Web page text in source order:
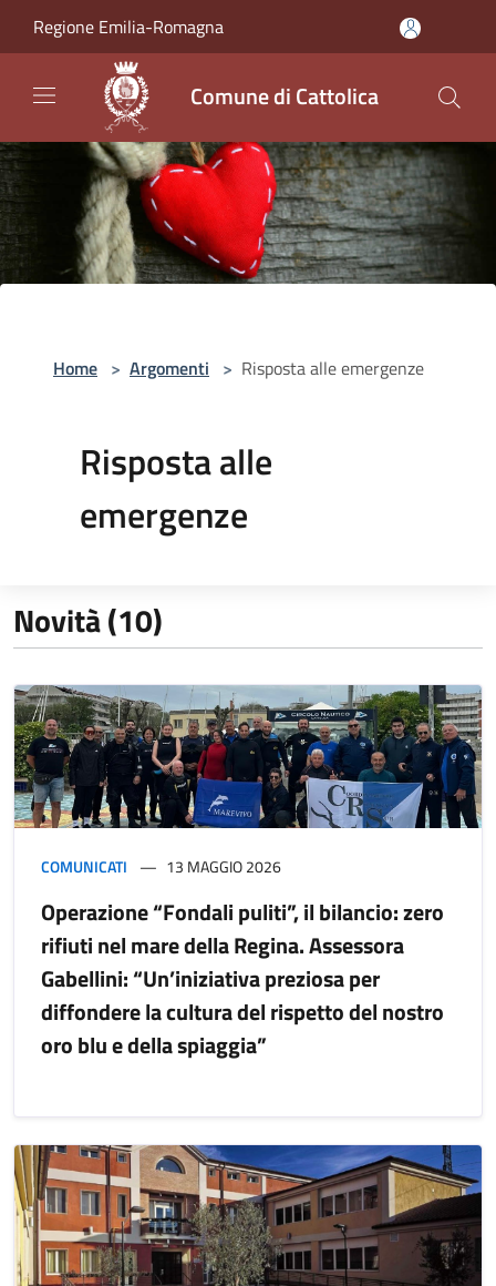
Regione Emilia-Romagna
Comune di Cattolica
Home > Argomenti > Risposta alle emergenze
Risposta alle
emergenze
Novità (10)
COMUNICATI 13 MAGGIO 2026
Operazione “Fondali puliti”, il bilancio: zero
rifiuti nel mare della Regina. Assessora
Gabellini: “Un’iniziativa preziosa per
diffondere la cultura del rispetto del nostro
oro blu e della spiaggia”